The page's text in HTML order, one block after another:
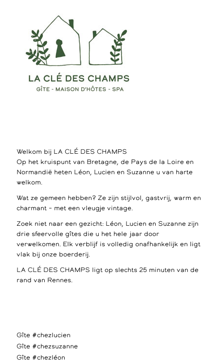
Welkom bij LA CLÉ DES CHAMPS
Op het kruispunt van Bretagne, de Pays de la Loire en
Normandië heten Léon, Lucien en Suzanne u van harte
welkom.
Wat ze gemeen hebben? Ze zijn stijlvol, gastvrij, warm en
charmant – met een vleugje vintage.
Zoek niet naar een gezicht: Léon, Lucien en Suzanne zijn
drie sfeervolle gîtes die u het hele jaar door
verwelkomen. Elk verblijf is volledig onafhankelijk en ligt
vlak bij onze boerderij.
LA CLÉ DES CHAMPS ligt op slechts 25 minuten van de
rand van Rennes.
Gîte #chezlucien
Gîte #chezsuzanne
Gîte #chezléon